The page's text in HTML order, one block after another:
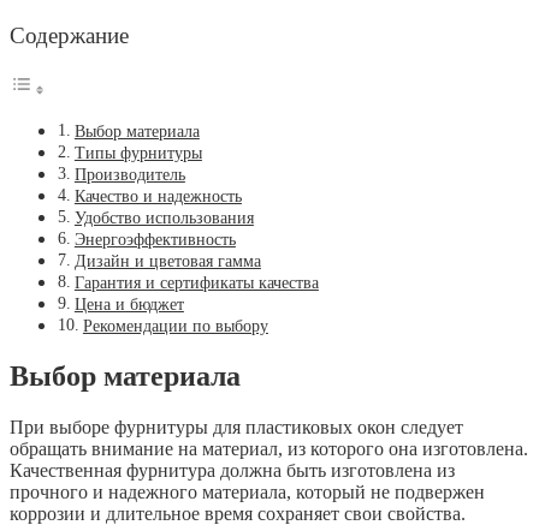
Содержание
Выбор материала
Типы фурнитуры
Производитель
Качество и надежность
Удобство использования
Энергоэффективность
Дизайн и цветовая гамма
Гарантия и сертификаты качества
Цена и бюджет
Рекомендации по выбору
Выбор материала
При выборе фурнитуры для пластиковых окон следует
обращать внимание на материал, из которого она изготовлена.
Качественная фурнитура должна быть изготовлена из
прочного и надежного материала, который не подвержен
коррозии и длительное время сохраняет свои свойства.